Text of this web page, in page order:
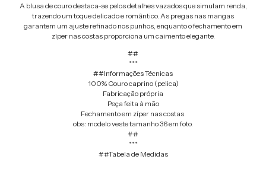
A blusa de couro destaca-se pelos detalhes vazados que simulam renda,
trazendo um toque delicado e romântico. As pregas nas mangas
garantem um ajuste refinado nos punhos, enquanto o fechamento em
zíper nas costas proporciona um caimento elegante.
##
***
##Informações Técnicas
100% Couro caprino (pelica)
Fabricação própria
Peça feita à mão
Fechamento em zíper nas costas.
obs: modelo veste tamanho 36 em foto.
##
***
##Tabela de Medidas